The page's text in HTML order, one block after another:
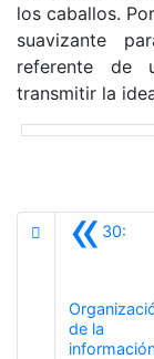
los caballos.
suavizante
referente de
transmitir la
«30:
de la